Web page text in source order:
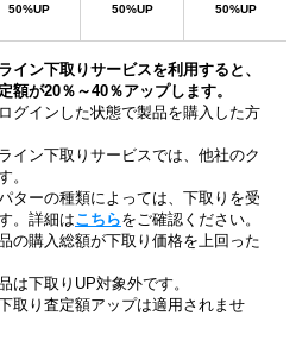
50%UP 50%UP 50%UP
イン下取りサービスを利用すると、
額が20％～40％アップします。
グインした状態で製品を購入した方
イン下取りサービスでは、他社のク
。
ターの種類によっては、下取りを受
。詳細はこちらをご確認ください。
の購入総額が下取り価格を上回った
は下取りUP対象外です。
取り査定額アップは適用されませ